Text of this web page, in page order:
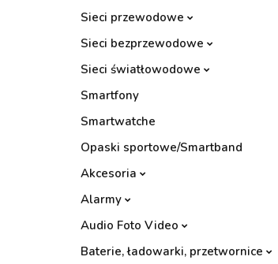
Sieci przewodowe
Sieci bezprzewodowe
Sieci światłowodowe
Smartfony
Smartwatche
Opaski sportowe/Smartband
Akcesoria
Alarmy
Audio Foto Video
Baterie, ładowarki, przetwornice